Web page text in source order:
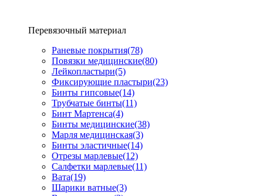
Перевязочный материал
Раневые покрытия(78)
Повязки медицинские(80)
Лейкопластыри(5)
Фиксирующие пластыри(23)
Бинты гипсовые(14)
Трубчатые бинты(11)
Бинт Мартенса(4)
Бинты медицинские(38)
Марля медицинская(3)
Бинты эластичные(14)
Отрезы марлевые(12)
Салфетки марлевые(11)
Вата(19)
Шарики ватные(3)